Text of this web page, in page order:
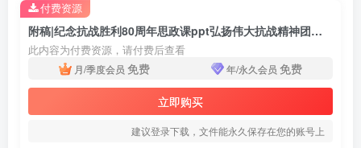
附稿|纪念抗战胜利80周年思政课ppt弘扬伟大抗战精神团课课件
此内容为付费资源，请付费后查看
月/季度会员 免费 年/永久会员 免费
立即购买
建议登录下载，文件能永久保存在您的账号上
付费资源